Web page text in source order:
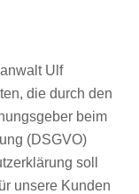
Ulf
die durch den
beim
(DSGVO)
soll
unsere Kunden